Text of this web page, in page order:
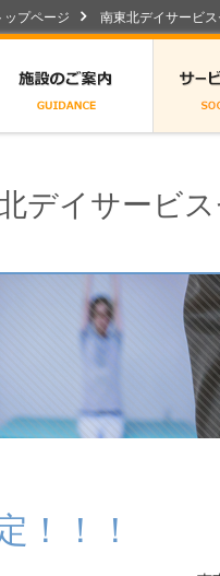
プページ 南東北デイサービ
デイサービス
！！！